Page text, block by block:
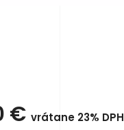
€vrátane 23% DPH